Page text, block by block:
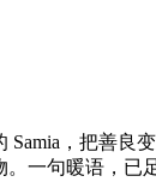
Samia，把善
一句暖语，已